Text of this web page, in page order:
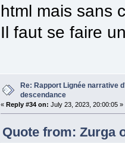
html mais sans
Il faut se faire
Re: Rapport Lignée narrative
descendance
«Reply #34 on: July 23, 2023, 20:00:05 »
Quote from: Zurga